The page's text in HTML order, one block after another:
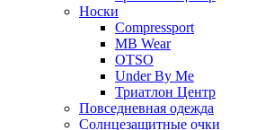
Носки
Compressport
MB Wear
OTSO
Under By Me
Триатлон Центр
Повседневная одежда
Солнцезащитные очки